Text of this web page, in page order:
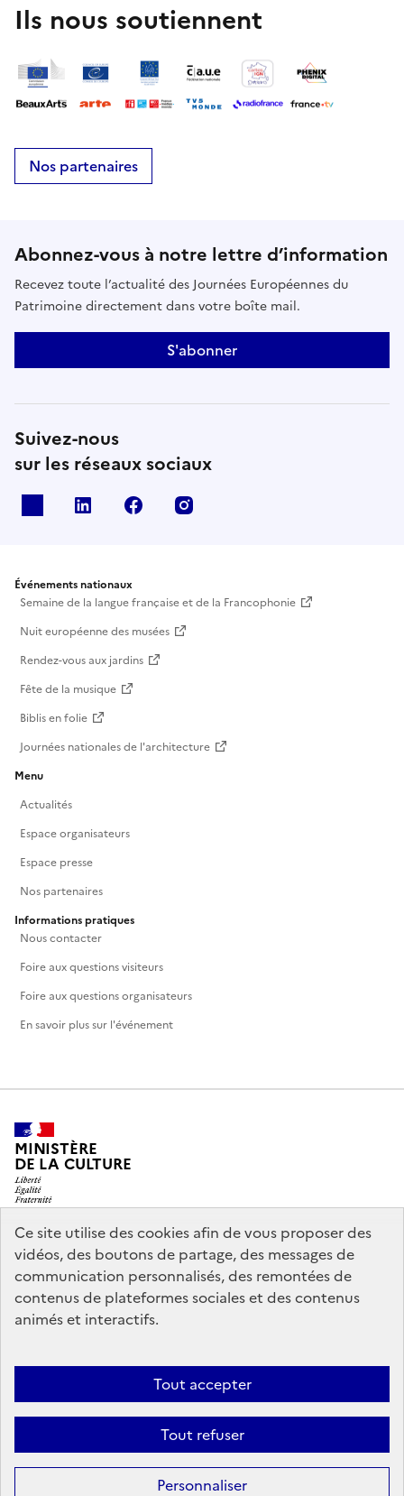
Ce site utilise des cookies afin de vous proposer des
vidéos, des boutons de partage, des messages de
communication personnalisés, des remontées de
contenus de plateformes sociales et des contenus
animés et interactifs.
Tout accepter
Tout refuser
Personnaliser
Ils nous soutiennent
Nos partenaires
Abonnez-vous à notre lettre d’information
Recevez toute l’actualité des Journées Européennes du
Patrimoine directement dans votre boîte mail.
S'abonner
Suivez-nous
sur les réseaux sociaux
Linkedin Facebook
Événements nationaux
Semaine de la langue française et de la Francophonie
Nuit européenne des musées
Rendez-vous aux jardins
Fête de la musique
Biblis en folie
Journées nationales de l'architecture
Menu
Actualités
Espace organisateurs
Espace presse
Nos partenaires
Informations pratiques
Nous contacter
Foire aux questions visiteurs
Foire aux questions organisateurs
En savoir plus sur l'événement
MINISTÈRE
DE LA CULTURE
legifrance.gouv.fr
info.gouv.fr
service-public.gouv.fr
data.gouv.fr
Mentions légales
Sauf mention contraire, tous les contenus de ce site sont sous